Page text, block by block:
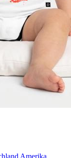
Amerika